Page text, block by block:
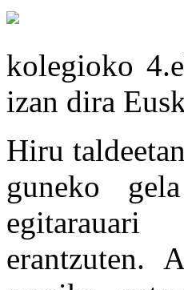
kolegioko
izan dira
Hiru
guneko
erantzuten.